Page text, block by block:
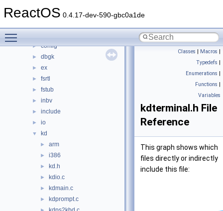
ReactOS 0.4.17-dev-590-gbc0a1de
▼ ntoskrnl
► config
► dbgk
► ex
► fsrtl
► fstub
► inbv
► include
► io
▼ kd
► arm
► i386
► kd.h
► kdio.c
► kdmain.c
► kdprompt.c
Classes | Macros |
Typedefs |
Enumerations |
Functions |
Variables
kdterminal.h File
Reference
This graph shows which
files directly or indirectly
include this file: